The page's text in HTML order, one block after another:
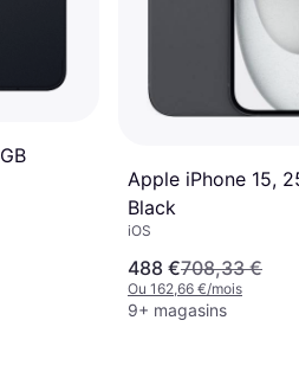
Apple iPhone 15,
Black
iOS
488 €708,33 €
Ou 162,66 €/mois
9+ magasins